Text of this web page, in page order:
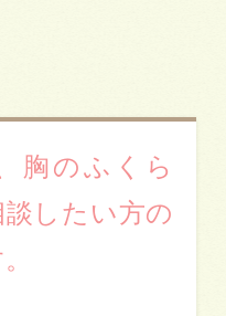
胸のふくら
したい方の